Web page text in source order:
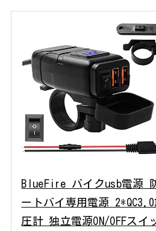
BlueFire バイクusb電源
ートバイ専用電源
圧計 独立電源ON/OFFスイ